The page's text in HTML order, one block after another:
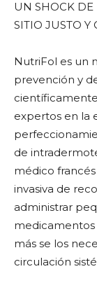
UN SHOCK DE
SITIO JUSTO Y
NutriFol es un
prevención y
expertos en la
de
médico
invasiva de
administrar
medicamentos
más se los
circulación